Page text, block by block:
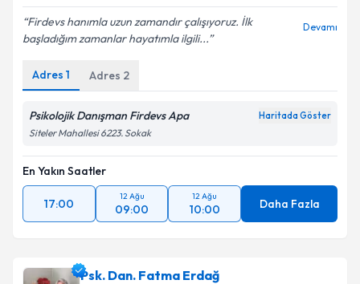
Firdevs hanımla uzun zamandır çalışıyoruz. İlk
başladığım zamanlar hayatımla ilgili...
Devamı
Adres 1 Adres 2
Psikolojik Danışman Firdevs Apa Haritada Göster
Siteler Mahallesi 6223. Sokak
En Yakın Saatler
17:00
12 Ağu
09:00
12 Ağu
10:00 Daha Fazla
Psk. Dan. Fatma Erdağ